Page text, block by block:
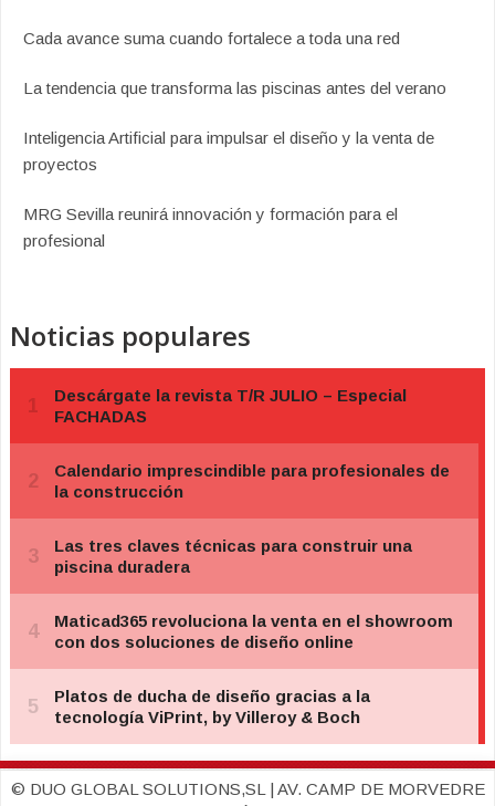
Cada avance suma cuando fortalece a toda una red
La tendencia que transforma las piscinas antes del verano
Inteligencia Artificial para impulsar el diseño y la venta de
proyectos
MRG Sevilla reunirá innovación y formación para el
profesional
Noticias populares
© DUO GLOBAL SOLUTIONS,SL | AV. CAMP DE MORVEDRE